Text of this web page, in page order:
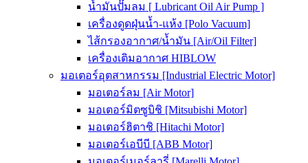
น้ำมันปั๊มลม [ Lubricant Oil Air Pump ]
เครื่องดูดฝุ่นน้ำ-แห้ง [Polo Vacuum]
ไส้กรองอากาศ/น้ำมัน [Air/Oil Filter]
เครื่องเติมอากาศ HIBLOW
มอเตอร์อุตสาหกรรม [Industrial Electric Motor]
มอเตอร์ลม [Air Motor]
มอเตอร์มิตซูบิชิ [Mitsubishi Motor]
มอเตอร์ฮิตาชิ [Hitachi Motor]
มอเตอร์เอบีบี [ABB Motor]